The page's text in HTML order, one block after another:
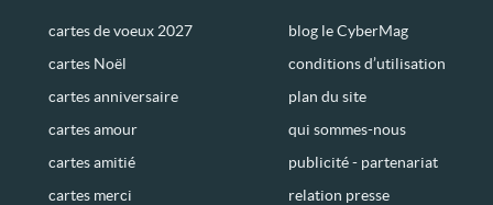
cartes de voeux 2027
cartes Noël
cartes anniversaire
cartes amour
cartes amitié
cartes merci
blog le CyberMag
conditions d’utilisation
plan du site
qui sommes-nous
publicité - partenariat
relation presse